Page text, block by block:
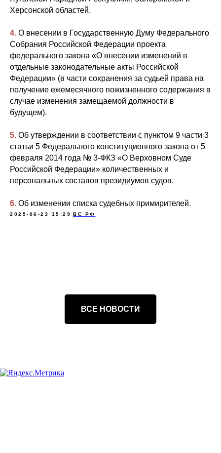
Херсонской областей.
4. О внесении в Государственную Думу Федерального
Собрания Российской Федерации проекта
федерального закона «О внесении изменений в
отдельные законодательные акты Российской
Федерации» (в части сохранения за судьей права на
получение ежемесячного пожизненного содержания в
случае изменения замещаемой должности в
будущем).
5. Об утверждении в соответствии с пунктом 9 части 3
статьи 5 Федерального конституционного закона от 5
февраля 2014 года № 3-ФКЗ «О Верховном Суде
Российской Федерации» количественных и
персональных составов президиумов судов.
6. Об изменении списка судебных примирителей.
2025-06-23 15:29 ВС РФ
ВСЕ НОВОСТИ